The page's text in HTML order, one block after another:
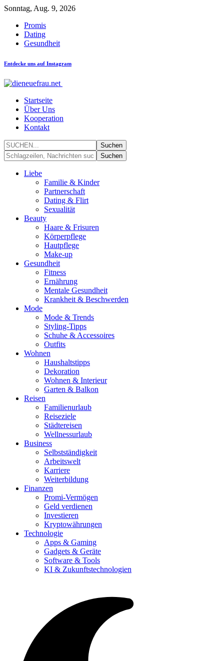
Sonntag, Aug. 9, 2026
Promis
Dating
Gesundheit
Entdecke uns auf Instagram
Startseite
Über Uns
Kooperation
Kontakt
Liebe
Familie & Kinder
Partnerschaft
Dating & Flirt
Sexualität
Beauty
Haare & Frisuren
Körperpflege
Hautpflege
Make-up
Gesundheit
Fitness
Ernährung
Mentale Gesundheit
Krankheit & Beschwerden
Mode
Mode & Trends
Styling-Tipps
Schuhe & Accessoires
Outfits
Wohnen
Haushaltstipps
Dekoration
Wohnen & Interieur
Garten & Balkon
Reisen
Familienurlaub
Reiseziele
Städtereisen
Wellnessurlaub
Business
Selbstständigkeit
Arbeitswelt
Karriere
Weiterbildung
Finanzen
Promi-Vermögen
Geld verdienen
Investieren
Kryptowährungen
Technologie
Apps & Gaming
Gadgets & Geräte
Software & Tools
KI & Zukunftstechnologien